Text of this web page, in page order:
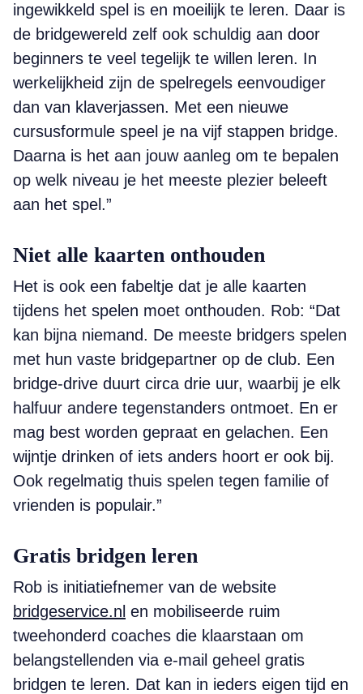
ingewikkeld spel is en moeilijk te leren. Daar is
de bridgewereld zelf ook schuldig aan door
beginners te veel tegelijk te willen leren. In
werkelijkheid zijn de spelregels eenvoudiger
dan van klaverjassen. Met een nieuwe
cursusformule speel je na vijf stappen bridge.
Daarna is het aan jouw aanleg om te bepalen
op welk niveau je het meeste plezier beleeft
aan het spel.”
Niet alle kaarten onthouden
Het is ook een fabeltje dat je alle kaarten
tijdens het spelen moet onthouden. Rob: “Dat
kan bijna niemand. De meeste bridgers spelen
met hun vaste bridgepartner op de club. Een
bridge-drive duurt circa drie uur, waarbij je elk
halfuur andere tegenstanders ontmoet. En er
mag best worden gepraat en gelachen. Een
wijntje drinken of iets anders hoort er ook bij.
Ook regelmatig thuis spelen tegen familie of
vrienden is populair.”
Gratis bridgen leren
Rob is initiatiefnemer van de website
bridgeservice.nl en mobiliseerde ruim
tweehonderd coaches die klaarstaan om
belangstellenden via e-mail geheel gratis
bridgen te leren. Dat kan in ieders eigen tijd en